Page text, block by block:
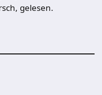
gelesen.